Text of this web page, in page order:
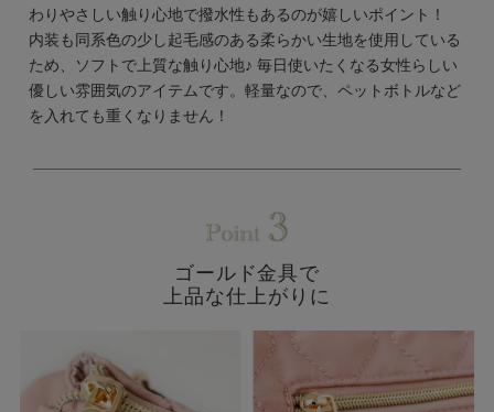
わりやさしい触り心地で撥水性もあるのが嬉しいポイント！
内装も同系色の少し起毛感のある柔らかい生地を使用している
ため、ソフトで上質な触り心地♪ 毎日使いたくなる女性らしい
優しい雰囲気のアイテムです。軽量なので、ペットボトルなど
を入れても重くなりません！
ゴールド金具で
上品な仕上がりに